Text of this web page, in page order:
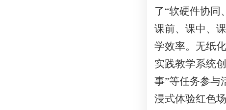
了“软硬件协同
课前、课中、
学效率。无纸
实践教学系统
事”等任务参与
浸式体验红色